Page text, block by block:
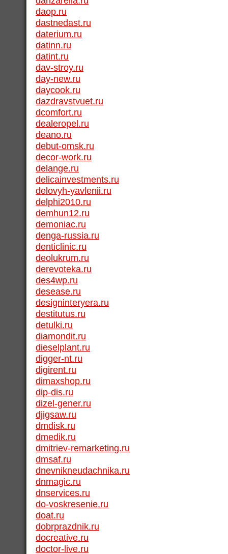
daop.ru
dastnedast.ru
daterium.ru
datinn.ru
datint.ru
dav-stroy.ru
day-new.ru
daycook.ru
dazdravstvuet.ru
dcomfort.ru
dealeropel.ru
deano.ru
debut-omsk.ru
decor-work.ru
delange.ru
delicainvestments.ru
delovyh-yavlenii.ru
delphi2010.ru
demhun12.ru
demoniac.ru
denga-russia.ru
denticlinic.ru
deolukrum.ru
derevoteka.ru
des4wp.ru
desease.ru
designinteryera.ru
destitutus.ru
detulki.ru
diamondit.ru
dieselplant.ru
digger-nt.ru
digirent.ru
dimaxshop.ru
dip-dis.ru
dizel-gener.ru
djigsaw.ru
dmdisk.ru
dmedik.ru
dmitriev-remarketing.ru
dmsaf.ru
dnevnikneudachnika.ru
dnmagic.ru
dnservices.ru
do-voskresenie.ru
doat.ru
dobrprazdnik.ru
docreative.ru
doctor-live.ru